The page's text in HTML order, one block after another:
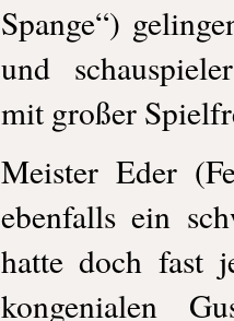
Spange“)
und
mit großer
Meister Eder
ebenfalls ein
hatte doch fast
kongenialen